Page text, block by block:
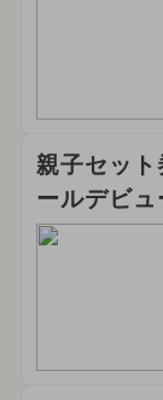
親子セッ
ールデビュ